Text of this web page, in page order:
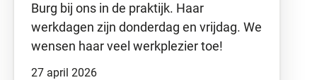
27 april 2026
Burg bij ons in de praktijk. Haar
werkdagen zijn donderdag en vrijdag. We
wensen haar veel werkplezier toe!